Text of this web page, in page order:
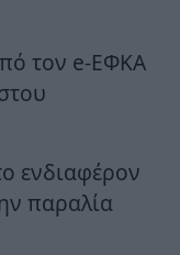
τον e-ΕΦΚΑ
ενδιαφέρον
παραλία